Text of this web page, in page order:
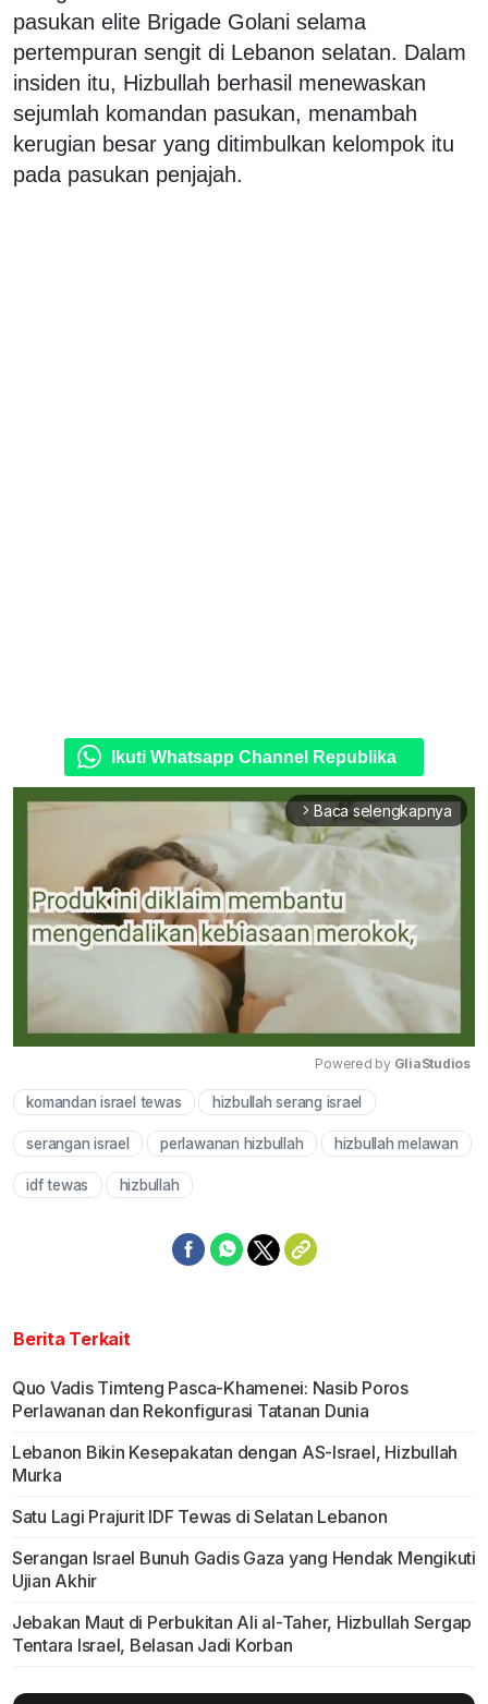
pasukan elite Brigade Golani selama
pertempuran sengit di Lebanon selatan. Dalam
insiden itu, Hizbullah berhasil menewaskan
sejumlah komandan pasukan, menambah
kerugian besar yang ditimbulkan kelompok itu
pada pasukan penjajah.
Ikuti Whatsapp Channel Republika
arrow_forward_ios Baca selengkapnya
Powered by GliaStudios
komandan israel tewas hizbullah serang israel
serangan israel perlawanan hizbullah hizbullah melawan
idf tewas hizbullah
Berita Terkait
Quo Vadis Timteng Pasca-Khamenei: Nasib Poros
Perlawanan dan Rekonfigurasi Tatanan Dunia
Lebanon Bikin Kesepakatan dengan AS-Israel, Hizbullah
Murka
Satu Lagi Prajurit IDF Tewas di Selatan Lebanon
Serangan Israel Bunuh Gadis Gaza yang Hendak Mengikuti
Ujian Akhir
Jebakan Maut di Perbukitan Ali al-Taher, Hizbullah Sergap
Tentara Israel, Belasan Jadi Korban